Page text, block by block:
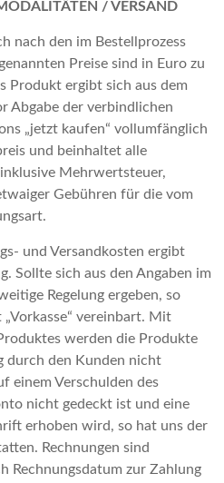
/ VERSAND
nach den im Bestellprozess
Preise sind in Euro zu
Produkt ergibt sich aus dem
Abgabe der verbindlichen
„jetzt kaufen“ vollumfänglich
und beinhaltet alle
Mehrwertsteuer,
Gebühren für die vom
und Versandkosten ergibt
Sollte sich aus den Angaben im
Regelung ergeben, so
vereinbart. Mit
werden die Produkte
durch den Kunden nicht
einem Verschulden des
nicht gedeckt ist und eine
erhoben wird, so hat uns der
Rechnungen sind
Rechnungsdatum zur Zahlung